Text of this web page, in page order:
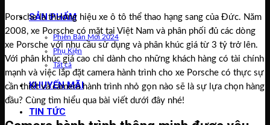
SẢN PHẨM
Phiên Bản Mới 2024
Phụ Kiện
Tất cả
KHUYẾN MÃI
TIN TỨC
Porsche là thương hiệu xe ô tô thể thao hạng sang của Đức. Năm
2008, xe Porsche có mặt tại Việt Nam và phân phối đủ các dòng
xe Porsche với nhu cầu sử dụng và phân khúc giá từ 3 tỷ trở lên.
Với phân khúc giá cao chỉ dành cho những khách hàng có tài chính
mạnh và việc lắp đặt camera hành trình cho xe Porsche có thực sự
cần thiết và camera hành trình nhỏ gọn nào sẽ là sự lựa chọn hàng
đầu? Cùng tìm hiểu qua bài viết dưới đây nhé!